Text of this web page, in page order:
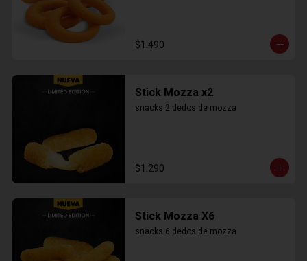
$1.490
Stick Mozza x2
snacks 2 dedos de mozza
$1.290
Stick Mozza X6
snacks 6 dedos de mozza